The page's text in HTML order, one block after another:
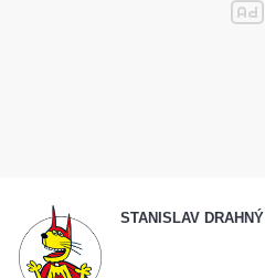
STANISLAV DRAHNÝ